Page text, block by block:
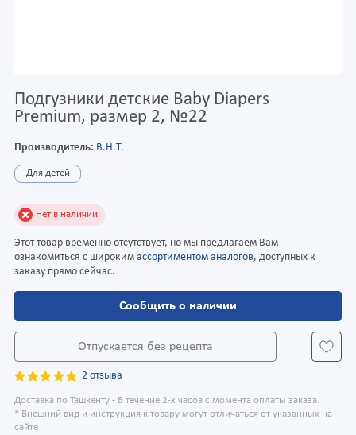
Подгузники детские Baby Diapers
Premium, размер 2, №22
Производитель: В.Н.Т.
Для детей
Нет в наличии
Этот товар временно отсутствует, но мы предлагаем Вам
ознакомиться с широким ассортиментом аналогов, доступных к
заказу прямо сейчас.
Сообщить о наличии
Отпускается без рецепта
2 отзыва
Доставка по Ташкенту - В течение 2-х часов с момента оплаты заказа.
* Внешний вид и инструкция к товару могут отличаться от указанных на
сайте